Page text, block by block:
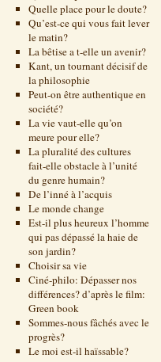
Quelle place pour le doute?
Qu’est-ce qui vous fait lever
le matin?
La bêtise a t-elle un avenir?
Kant, un tournant décisif de
la philosophie
Peut-on être authentique en
société?
La vie vaut-elle qu’on
meure pour elle?
La pluralité des cultures
fait-elle obstacle à l’unité
du genre humain?
De l’inné à l’acquis
Le monde change
Est-il plus heureux l’homme
qui pas dépassé la haie de
son jardin?
Choisir sa vie
Ciné-philo: Dépasser nos
différences? d’après le film:
Green book
Sommes-nous fâchés avec le
progrès?
Le moi est-il haïssable?